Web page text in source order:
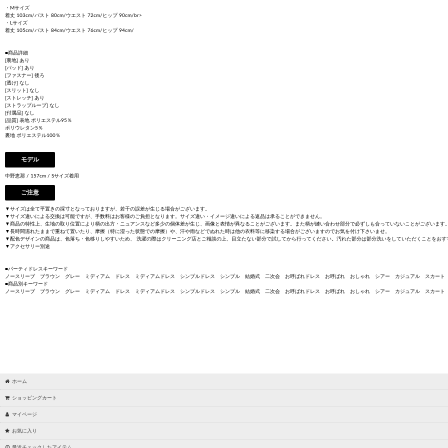
・Mサイズ
着丈 103cm/バスト 80cm/ウエスト 72cm/ヒップ 90cm/br>
・Lサイズ
着丈 105cm/バスト 84cm/ウエスト 76cm/ヒップ 94cm/
■商品詳細
[裏地] あり
[パッド] あり
[ファスナー] 後ろ
[透け] なし
[スリット] なし
[ストレッチ] あり
[ストラップループ] なし
[付属品] なし
[品質] 表地 ポリエステル95％
ポリウレタン5％
裏地 ポリエステル100％
モデル
中野恵那 / 157cm / Sサイズ着用
ご注意
▼サイズは全て平置きの採寸となっておりますが、若干の誤差が生じる場合がございます。
▼サイズ違いによる交換は可能ですが、手数料はお客様のご負担となります。サイズ違い・イメージ違いによる返品は承ることができません。
▼商品の特性上、生地の取り位置により柄の出方・ニュアンスなど多少の個体差が生じ、画像と表情が異なることがございます。また柄が縫い合わせ部分で必ずしも合っていないことがございます
▼長時間濡れたままで重ねて置いたり、摩擦（特に湿った状態での摩擦）や、汗や雨などでぬれた時は他の衣料等に移染する場合がございますのでお気を付け下さいませ。
▼配色デザインの商品は、色落ち・色移りしやすいため、 洗濯の際はクリーニング店とご相談の上、目立たない部分で試してから行ってください。汚れた部分は部分洗いをしていただくことをおす
▼アクセサリー別途
■パーティドレスキーワード
ノースリーブ ブラウン グレー ミディアム ドレス ミディアムドレス シンプルドレス シンプル 結婚式 二次会 お呼ばれドレス お呼ばれ おしゃれ シアー カジュアル スカート
■商品別キーワード
ノースリーブ ブラウン グレー ミディアム ドレス ミディアムドレス シンプルドレス シンプル 結婚式 二次会 お呼ばれドレス お呼ばれ おしゃれ シアー カジュアル スカート
ホーム
ショッピングカート
マイページ
お気に入り